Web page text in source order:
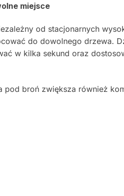
miejsce
od stacjonarnych
do dowolnego drzewa.
w kilka sekund oraz
broń zwiększa również